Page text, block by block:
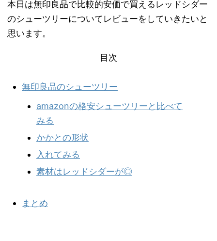
本日は無印良品で比較的安価で買えるレッドシダー
のシューツリーについてレビューをしていきたいと
思います。
目次
無印良品のシューツリー
amazonの格安シューツリーと比べて
みる
かかとの形状
入れてみる
素材はレッドシダーが◎
まとめ